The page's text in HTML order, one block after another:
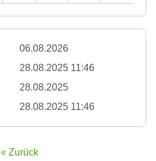
06.08.2026
28.08.2025 11:46
28.08.2025
28.08.2025 11:46
« Zurück